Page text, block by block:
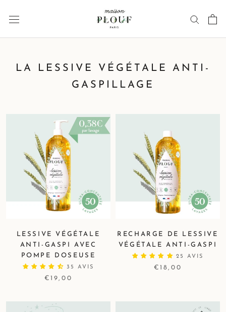
LA LESSIVE VÉGÉTALE ANTI-
GASPILLAGE
LESSIVE VÉGÉTALE
ANTI-GASPI AVEC
POMPE DOSEUSE
35 AVIS
€19,00
RECHARGE DE LESSIVE
VÉGÉTALE ANTI-GASPI
25 AVIS
€18,00